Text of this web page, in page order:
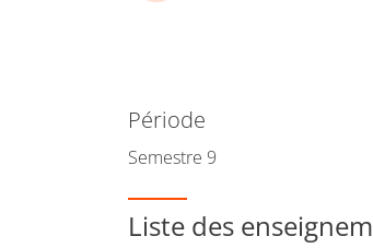
Période
Semestre 9
Liste des